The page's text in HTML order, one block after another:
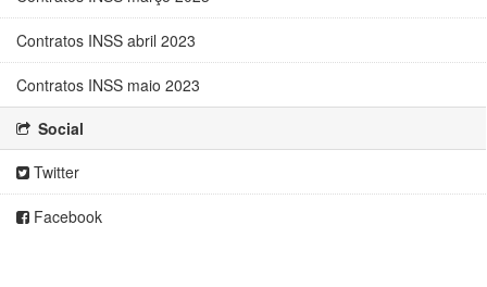
Contratos INSS abril 2023
Contratos INSS maio 2023
Social
Twitter
Facebook